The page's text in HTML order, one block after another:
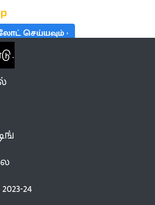
செய்யவும்
24